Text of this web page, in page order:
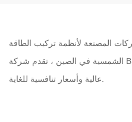
المصنعة لأنظمة تركيب الطاقة
الشمسية في الصين ، تقدم شركة Broad دائمًا حلول تركيب pv بجودة
عالية وأسعار تنافسية للغاية.